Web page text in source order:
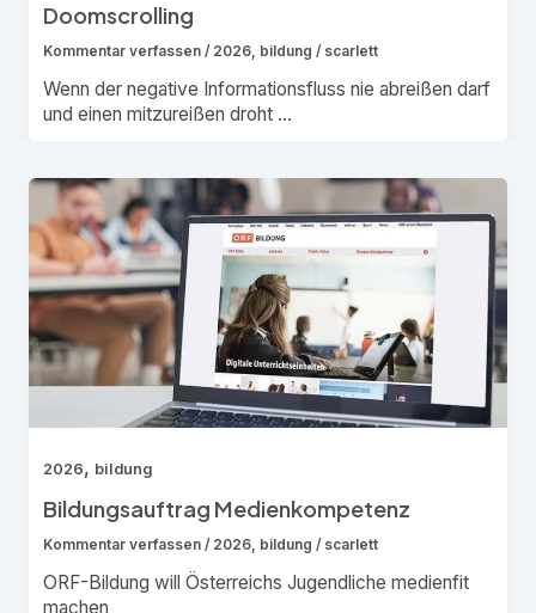
Doomscrolling
Kommentar verfassen / 2026, bildung / scarlett
Wenn der negative Informationsfluss nie abreißen darf
und einen mitzureißen droht …
2026, bildung
Bildungsauftrag Medienkompetenz
Kommentar verfassen / 2026, bildung / scarlett
ORF-Bildung will Österreichs Jugendliche medienfit
machen